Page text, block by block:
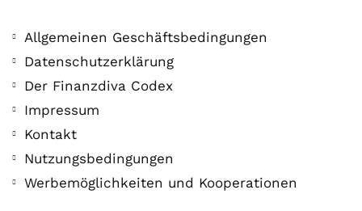
Allgemeinen Geschäftsbedingungen
Datenschutzerklärung
Der Finanzdiva Codex
Impressum
Kontakt
Nutzungsbedingungen
Werbemöglichkeiten und Kooperationen